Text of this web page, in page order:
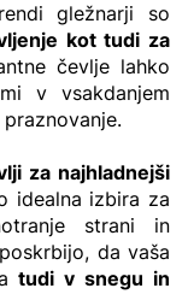
gležnarji so
kot tudi za
čevlje lahko
v vsakdanjem
za najhladnejši
idealna izbira za
strani in
da vaša
tudi v snegu in